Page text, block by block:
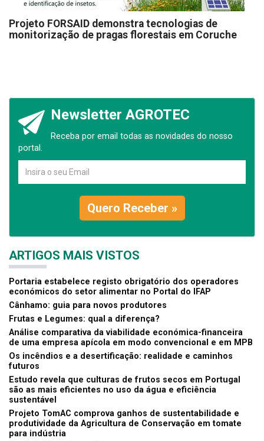
Projeto FORSAID demonstra tecnologias de
monitorização de pragas florestais em Coruche
Newsletter AGROTEC
Receba por email todas as novidades do nosso
portal.
Quero Receber »
ARTIGOS MAIS VISTOS
Portaria estabelece registo obrigatório dos operadores
económicos do setor alimentar no Portal do IFAP
Cânhamo: guia para novos produtores
Frutas e Legumes: qual a diferença?
Análise comparativa da viabilidade económica-financeira
de uma empresa apícola em modo convencional e em MPB
Os incêndios e a desertificação: realidade e caminhos
futuros
Estudo revela que culturas de frutos secos em Portugal
são as mais eficientes no uso da água e eficiência
sustentável
Projeto TomAC comprova ganhos de sustentabilidade e
produtividade da Agricultura de Conservação em tomate
para indústria